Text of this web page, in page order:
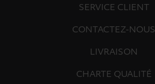
SERVICE CLIENT
CONTACTEZ-NOUS
LIVRAISON
CHARTE QUALITÉ